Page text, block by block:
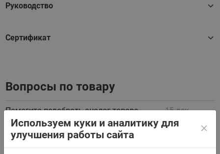
Руководство
Сертификат
Вопросы по товару
Помогите подобрать аналог товара
060B016891
15 дек
2023
Используем куки и аналитику для
улучшения работы сайта